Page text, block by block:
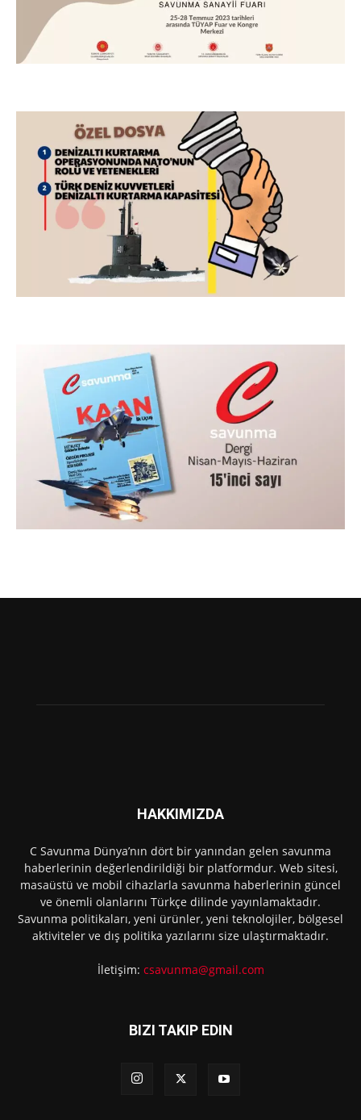
HAKKIMIZDA
C Savunma Dünya’nın dört bir yanından gelen savunma
haberlerinin değerlendirildiği bir platformdur. Web sitesi,
masaüstü ve mobil cihazlarla savunma haberlerinin güncel
ve önemli olanlarını Türkçe dilinde yayınlamaktadır.
Savunma politikaları, yeni ürünler, yeni teknolojiler, bölgesel
aktiviteler ve dış politika yazılarını size ulaştırmaktadır.
İletişim: csavunma@gmail.com
BIZI TAKIP EDIN